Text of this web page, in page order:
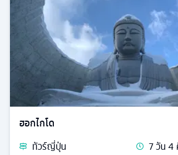
ฮอกไกโด
ทัวร์ญี่ปุ่น 7วัน4